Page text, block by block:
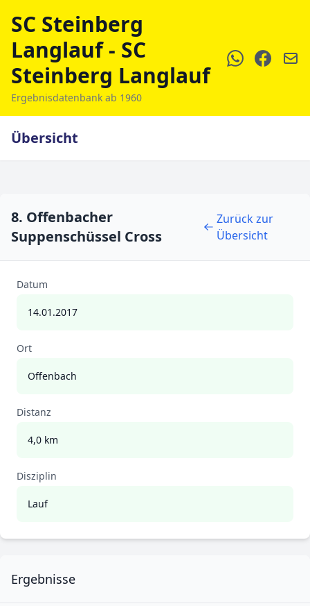
SC Steinberg
Langlauf - SC
Steinberg Langlauf
Ergebnisdatenbank ab 1960
Übersicht
8. Offenbacher
Suppenschüssel Cross
Zurück zur
Übersicht
Datum
14.01.2017
Ort
Offenbach
Distanz
4,0 km
Disziplin
Lauf
Ergebnisse